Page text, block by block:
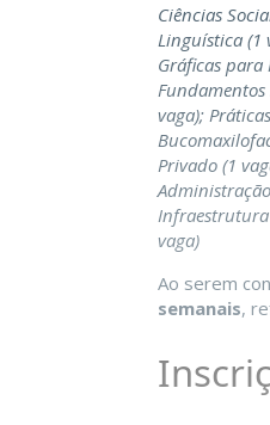
Ciências
Linguística (1
Gráficas
Fundamentos
vaga);
Privado (1
Infraestrutura
vaga)
Ao serem
semanais,